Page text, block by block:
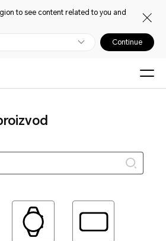
to see content related to you and
Continue